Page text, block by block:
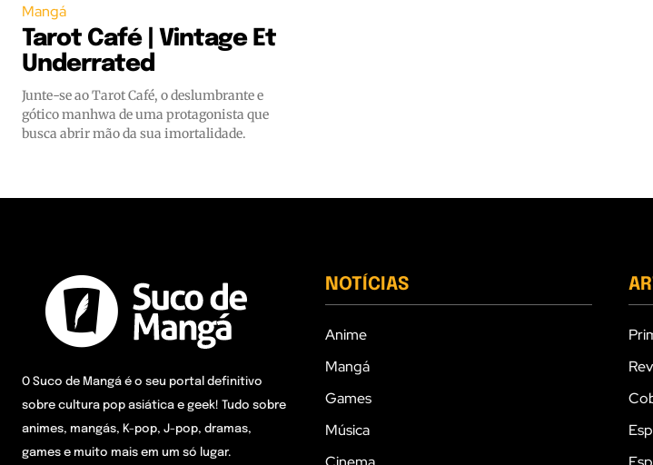
Mangá
Tarot Café | Vintage Et
Underrated
Junte-se ao Tarot Café, o deslumbrante e
gótico manhwa de uma protagonista que
busca abrir mão da sua imortalidade.
O Suco de Mangá é o seu portal definitivo
sobre cultura pop asiática e geek! Tudo sobre
animes, mangás, K-pop, J-pop, dramas,
games e muito mais em um só lugar.
NOTÍCIAS
Anime
Mangá
Games
Música